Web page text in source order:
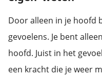
Door alleen in je hoofd
gevoelens. Je bent
hoofd. Juist in het
een kracht die je weer